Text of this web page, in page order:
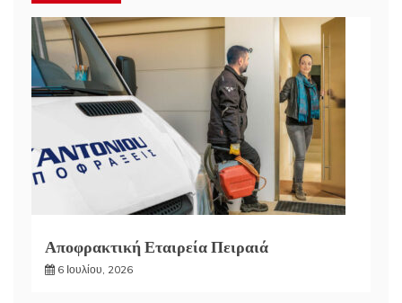
Αποφρακτική Εταιρεία Πειραιά
6 Ιουλίου, 2026